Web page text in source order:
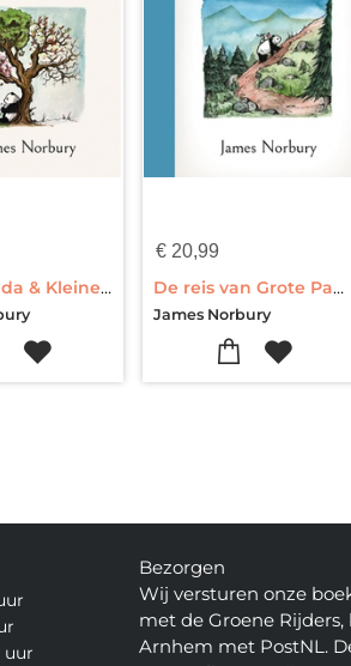
Grote Panda & Kleine Draak - De mooiste plek op aarde
€ 20,99
De reis van Grote Panda & Kleine Draak
James Norbury
uur
Bezorgen
Wij versturen onze
met de Groene
Arnhem met PostNL.